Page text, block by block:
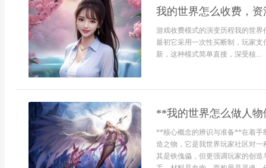
我的世界怎么收费，
游戏收费模式的演变历程我的世
最初它采用一次性买断制，玩家
新，这种模式简单直接，深受核...
**我的世界怎么做人
**核心概念的辨识与准备**在着手
造之物，它是我世界玩家社区对
其是铁傀儡，但更强调玩家的创